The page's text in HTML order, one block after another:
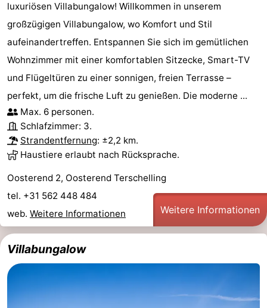
luxuriösen Villabungalow! Willkommen in unserem
großzügigen Villabungalow, wo Komfort und Stil
aufeinandertreffen. Entspannen Sie sich im gemütlichen
Wohnzimmer mit einer komfortablen Sitzecke, Smart-TV
und Flügeltüren zu einer sonnigen, freien Terrasse –
perfekt, um die frische Luft zu genießen. Die moderne ...
Max. 6 personen.
Schlafzimmer: 3.
Strandentfernung: ±2,2 km.
Haustiere erlaubt nach Rücksprache.
Oosterend 2, Oosterend Terschelling
tel. +31 562 448 484
web. Weitere Informationen Weitere Informationen
Villabungalow